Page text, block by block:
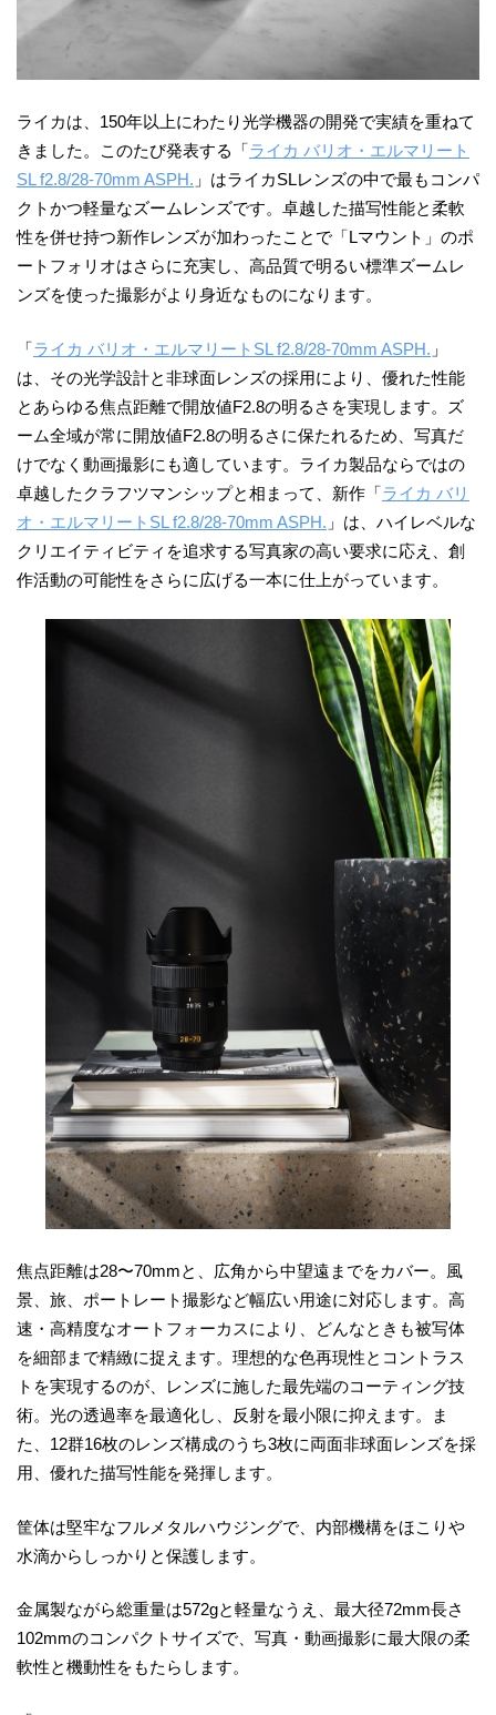
ライカは、150年以上にわたり光学機器の開発で実績を重ねて
きました。このたび発表する「ライカ バリオ・エルマリート
SL f2.8/28-70mm ASPH. 」はライカSLレンズの中で最もコンパ
クトかつ軽量なズームレンズです。卓越した描写性能と柔軟
性を併せ持つ新作レンズが加わったことで「Lマウント」のポ
ートフォリオはさらに充実し、高品質で明るい標準ズームレ
ンズを使った撮影がより身近なものになります。
「ライカ バリオ・エルマリートSL f2.8/28-70mm ASPH. 」
は、その光学設計と非球面レンズの採用により、優れた性能
とあらゆる焦点距離で開放値F2.8の明るさを実現します。ズ
ーム全域が常に開放値F2.8の明るさに保たれるため、写真だ
けでなく動画撮影にも適しています。ライカ製品ならではの
卓越したクラフツマンシップと相まって、新作「ライカ バリ
オ・エルマリートSL f2.8/28-70mm ASPH. 」は、ハイレベルな
クリエイティビティを追求する写真家の高い要求に応え、創
作活動の可能性をさらに広げる一本に仕上がっています。
焦点距離は28〜70mmと、広角から中望遠までをカバー。風
景、旅、ポートレート撮影など幅広い用途に対応します。高
速・高精度なオートフォーカスにより、どんなときも被写体
を細部まで精緻に捉えます。理想的な色再現性とコントラス
トを実現するのが、レンズに施した最先端のコーティング技
術。光の透過率を最適化し、反射を最小限に抑えます。ま
た、12群16枚のレンズ構成のうち3枚に両面非球面レンズを採
用、優れた描写性能を発揮します。
筐体は堅牢なフルメタルハウジングで、内部機構をほこりや
水滴からしっかりと保護します。
金属製ながら総重量は572gと軽量なうえ、最大径72mm長さ
102mmのコンパクトサイズで、写真・動画撮影に最大限の柔
軟性と機動性をもたらします。